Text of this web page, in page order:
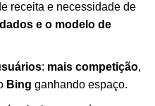
receita e necessidade de
e o modelo de
: mais competição,
Bing ganhando espaço.